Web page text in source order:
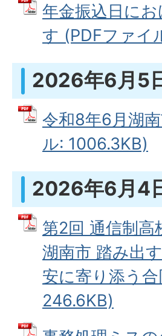
年金振込日に
す (PDFファイ
2026年6月5
令和8年6月湖
ル: 1006.3KB)
2026年6月4
第2回 通信制高
湖南市 踏み出
安に寄り添う
246.6KB)